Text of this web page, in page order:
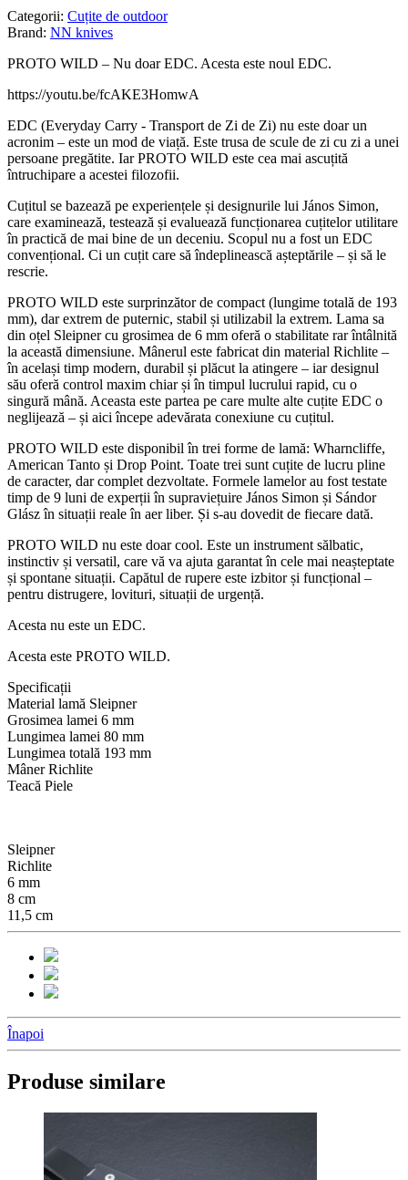
Categorii: Cuțite de outdoor
Brand: NN knives
PROTO WILD – Nu doar EDC. Acesta este noul EDC.
https://youtu.be/fcAKE3HomwA
EDC (Everyday Carry - Transport de Zi de Zi) nu este doar un
acronim – este un mod de viață. Este trusa de scule de zi cu zi a unei
persoane pregătite. Iar PROTO WILD este cea mai ascuțită
întruchipare a acestei filozofii.
Cuțitul se bazează pe experiențele și designurile lui János Simon,
care examinează, testează și evaluează funcționarea cuțitelor utilitare
în practică de mai bine de un deceniu. Scopul nu a fost un EDC
convențional. Ci un cuțit care să îndeplinească așteptările – și să le
rescrie.
PROTO WILD este surprinzător de compact (lungime totală de 193
mm), dar extrem de puternic, stabil și utilizabil la extrem. Lama sa
din oțel Sleipner cu grosimea de 6 mm oferă o stabilitate rar întâlnită
la această dimensiune. Mânerul este fabricat din material Richlite –
în același timp modern, durabil și plăcut la atingere – iar designul
său oferă control maxim chiar și în timpul lucrului rapid, cu o
singură mână. Aceasta este partea pe care multe alte cuțite EDC o
neglijează – și aici începe adevărata conexiune cu cuțitul.
PROTO WILD este disponibil în trei forme de lamă: Wharncliffe,
American Tanto și Drop Point. Toate trei sunt cuțite de lucru pline
de caracter, dar complet dezvoltate. Formele lamelor au fost testate
timp de 9 luni de experții în supraviețuire János Simon și Sándor
Glász în situații reale în aer liber. Și s-au dovedit de fiecare dată.
PROTO WILD nu este doar cool. Este un instrument sălbatic,
instinctiv și versatil, care vă va ajuta garantat în cele mai neașteptate
și spontane situații. Capătul de rupere este izbitor și funcțional –
pentru distrugere, lovituri, situații de urgență.
Acesta nu este un EDC.
Acesta este PROTO WILD.
Specificații
Material lamă Sleipner
Grosimea lamei 6 mm
Lungimea lamei 80 mm
Lungimea totală 193 mm
Mâner Richlite
Teacă Piele
Sleipner
Richlite
6 mm
8 cm
11,5 cm
Înapoi
Produse similare